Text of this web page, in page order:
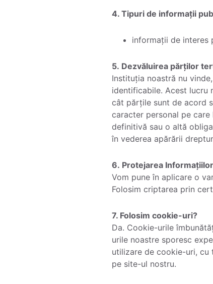
4. Tipuri de informații
informații de interes
5. Dezvăluirea părților
Instituția noastră nu
identificabile. Acest lucru
cât părțile sunt de acord
caracter personal pe
definitivă sau o altă
în vederea apărării
6. Protejarea Informațiilor
Vom pune în aplicare o
Folosim criptarea prin
7. Folosim cookie-uri?
Da. Cookie-urile
urile noastre sporesc
utilizare de cookie-uri, cu
pe site-ul nostru.